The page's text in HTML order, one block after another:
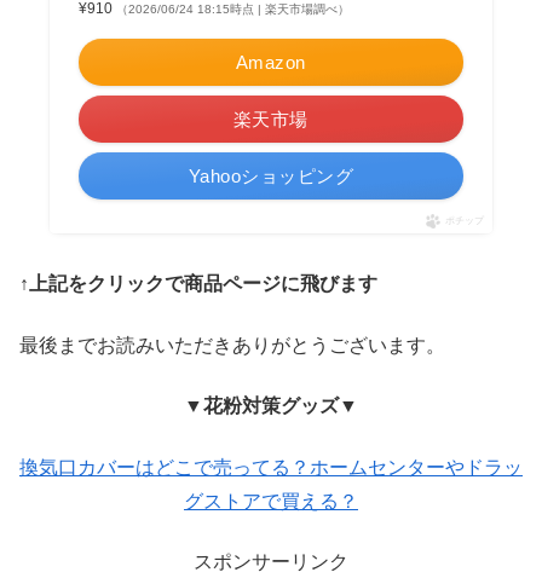
¥910 （2026/06/24 18:15時点 | 楽天市場調べ）
Amazon
楽天市場
Yahooショッピング
ポチップ
↑上記をクリックで商品ページに飛びます
最後までお読みいただきありがとうございます。
▼花粉対策グッズ▼
換気口カバーはどこで売ってる？ホームセンターやドラッ
グストアで買える？
スポンサーリンク